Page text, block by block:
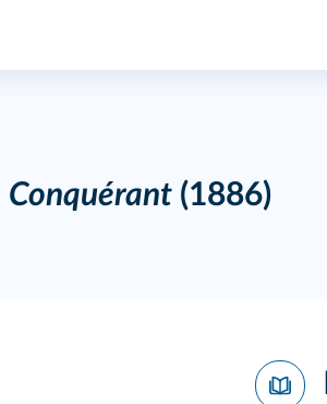
Conquérant (1886)